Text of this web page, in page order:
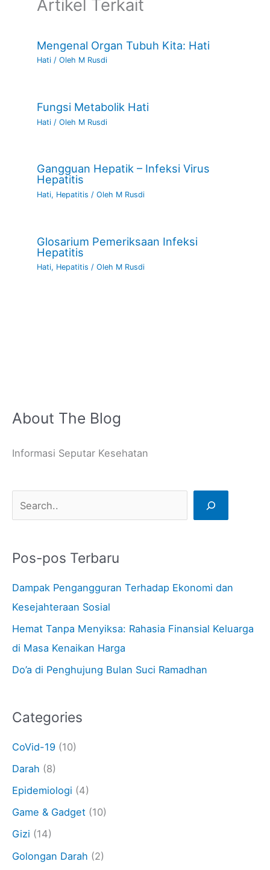
Artikel Terkait
Mengenal Organ Tubuh Kita: Hati
Hati / Oleh M Rusdi
Fungsi Metabolik Hati
Hati / Oleh M Rusdi
Gangguan Hepatik – Infeksi Virus
Hepatitis
Hati, Hepatitis / Oleh M Rusdi
Glosarium Pemeriksaan Infeksi
Hepatitis
Hati, Hepatitis / Oleh M Rusdi
About The Blog
Informasi Seputar Kesehatan
C
r
Pos-pos Terbaru
Dampak Pengangguran Terhadap Ekonomi dan
Kesejahteraan Sosial
Hemat Tanpa Menyiksa: Rahasia Finansial Keluarga
di Masa Kenaikan Harga
Do’a di Penghujung Bulan Suci Ramadhan
Categories
CoVid-19 (10)
Darah (8)
Epidemiologi (4)
Game & Gadget (10)
Gizi (14)
Golongan Darah (2)